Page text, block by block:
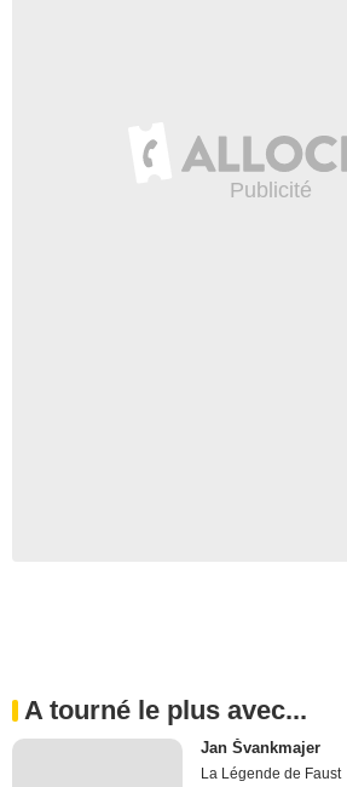
A tourné le plus avec...
Jan Švankmajer
La Légende de Faust